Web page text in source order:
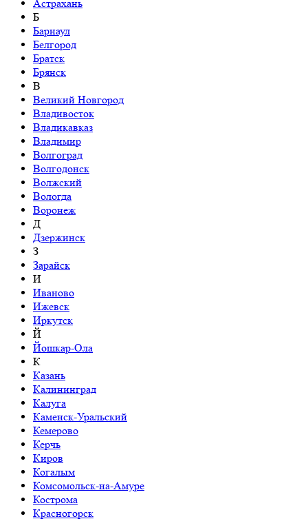
Астрахань
Б
Барнаул
Белгород
Братск
Брянск
В
Великий Новгород
Владивосток
Владикавказ
Владимир
Волгоград
Волгодонск
Волжский
Вологда
Воронеж
Д
Дзержинск
З
Зарайск
И
Иваново
Ижевск
Иркутск
Й
Йошкар-Ола
К
Казань
Калининград
Калуга
Каменск-Уральский
Кемерово
Керчь
Киров
Когалым
Комсомольск-на-Амуре
Кострома
Красногорск